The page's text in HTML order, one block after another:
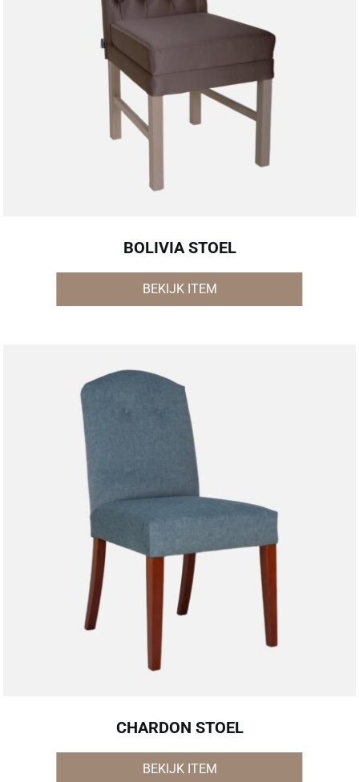
BOLIVIA STOEL
BEKIJK ITEM
CHARDON STOEL
BEKIJK ITEM